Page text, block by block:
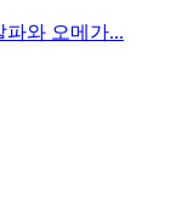
파와 오메가...